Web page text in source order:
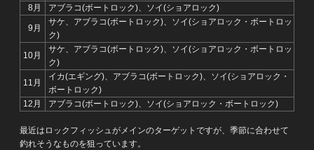
8月
アブラコ(ボートロック)、ソイ(ショアロック)
9月
サケ、アブラコ(ボートロック)、ソイ(ショアロック・ボートロッ
ク)
10月
サケ、アブラコ(ボートロック)、ソイ(ショアロック・ボートロッ
ク)
11月
イカ(エギング)、アブラコ(ボートロック)、ソイ(ショアロック・
ボートロック)
12月
アブラコ(ボートロック)、ソイ(ショアロック・ボートロック)
最近はロックフィッシュがメインのターゲットですが、季節に合わせて
釣れそうなものを狙っています。